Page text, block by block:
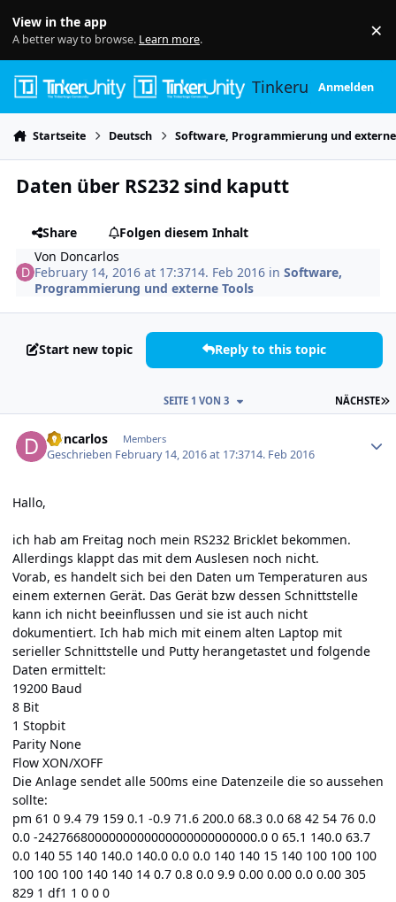
View in the app
A better way to browse. Learn more. ×
TinkerunityAnmelden
Startseite Deutsch Software, Programmierung und
Daten über RS232 sind kaputt
Share
Folgen diesem Inhalt
Von Doncarlos
February 14, 2016 at 17:3714. Feb 2016 inSoftware,
Programmierung und externe Tools
Start new topic Reply to this topic
NÄCHSTE
SEITE 1 VON 3
Doncarlos Members
Geschrieben February 14, 2016 at 17:3714. Feb 2016
Hallo,
ich hab am Freitag noch mein RS232 Bricklet bekommen.
Allerdings klappt das mit dem Auslesen noch nicht.
Vorab, es handelt sich bei den Daten um Temperaturen aus
einem externen Gerät. Das Gerät bzw dessen Schnittstelle
kann ich nicht beeinflussen und sie ist auch nicht
dokumentiert. Ich hab mich mit einem alten Laptop mit
serieller Schnittstelle und Putty herangetastet und folgende
Daten ermittelt:
19200 Baud
8 Bit
1 Stopbit
Parity None
Flow XON/XOFF
Die Anlage sendet alle 500ms eine Datenzeile die so aussehen
sollte:
pm 61 0 9.4 79 159 0.1 -0.9 71.6 200.0 68.3 0.0 68 42 54 76 0.0
0.0 -2427668000000000000000000000000.0 0 65.1 140.0 63.7
0.0 140 55 140 140.0 140.0 0.0 0.0 140 140 15 140 100 100 100
100 100 100 140 140 14 0.7 0.8 0.0 9.9 0.00 0.00 0.0 0.00 305
829 1 df1 1 0 0 0